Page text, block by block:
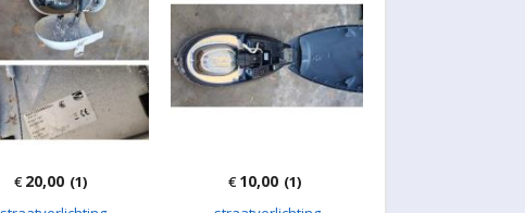
€20,00 (1)
€10,00 (1)